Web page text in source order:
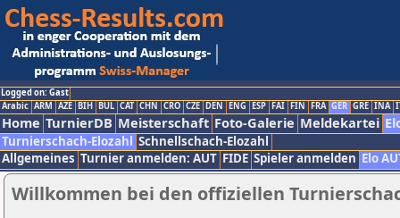
Logged on: Gast
Arabic ARM AZE BIH BUL CAT CHN CRO CZE DEN ENG ESP FAI FIN FRA GER GRE INA
Home TurnierDB Meisterschaft Foto-Galerie Meldekartei
Turnierschach-Elozahl Schnellschach-Elozahl
Allgemeines Turnier anmelden: AUT FIDE Spieler anmelden Elo
Willkommen bei den offiziellen